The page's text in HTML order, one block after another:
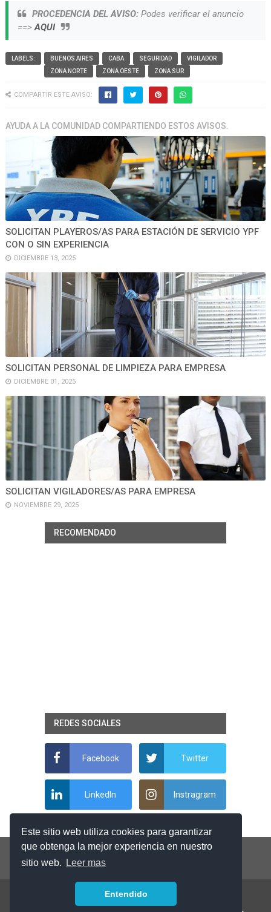
Este sitio web utiliza cookies para garantizar
que obtenga la mejor experiencia en nuestro
sitio web.
Leer mas
Entendido
PROCEDENCIA DEL AVISO:Podes verificar el anuncio
==>AQUI
LABELS: BUENOS AIRES CABA SEGURIDAD
VIGILADOR
ZONA NORTE
ZONA OESTE ZONA SUR
COMPARTIR ESTE AVISO:
AYUDA A LA COMUNIDAD COMPARTIENDO ESTOS AVISOS.
SOLICITAN PLAYEROS/AS PARA ESTACIÓN DE SERVICIO YPF
CON O SIN EXPERIENCIA
DICIEMBRE 13, 2025
SOLICITAN PERSONAL DE LIMPIEZA PARA EMPRESA
DICIEMBRE 01, 2025
SOLICITAN VIGILADORES/AS PARA EMPRESA
NOVIEMBRE 29, 2025
RECOMENDADO
REDES SOCIALES
Facebook Twitter
LinkedIn Instragram